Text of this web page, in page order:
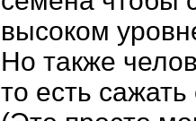
высоком
Но также
то есть